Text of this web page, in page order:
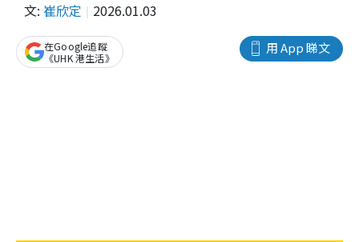
文: 崔欣定 2026.01.03
用 App 睇文
在Google追蹤
《UHK 港生活》